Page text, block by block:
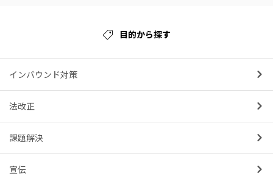
目的から探す
インバウンド対策
法改正
課題解決
宣伝